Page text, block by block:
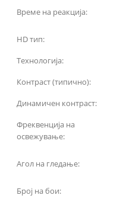
Време на реакција:
HD тип:
Технологија:
Контраст (типично):
Динамичен контраст:
Фреквенција на
освежување:
Агол на гледање:
Број на бои: